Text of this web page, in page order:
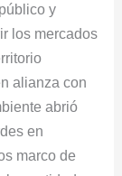
y
los mercados
alianza con
abrió
en
marco de